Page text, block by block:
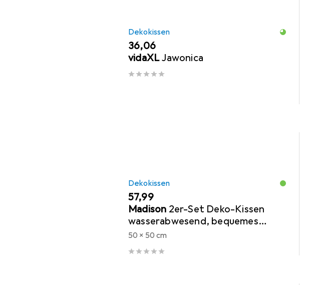
Dekokissen
EUR
36,06
vidaXLJawonica
Dekokissen
EUR
57,99
Madison 2er-Set Deko-Kissen
wasserabwesend, bequemes
Outdoorkissen, dunkel grau, 50 x
50 x 10 cm
50 x 50 cm